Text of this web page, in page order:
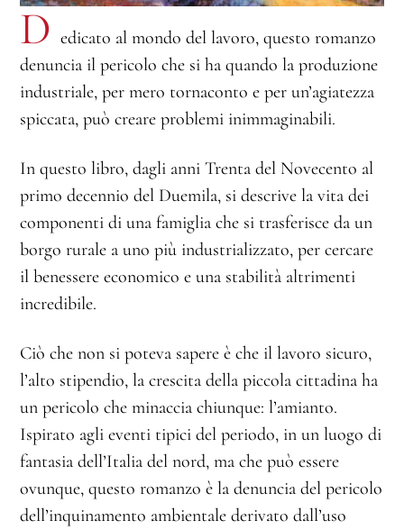
D edicato al mondo del lavoro, questo romanzo
denuncia il pericolo che si ha quando la produzione
industriale, per mero tornaconto e per un’agiatezza
spiccata, può creare problemi inimmaginabili.
In questo libro, dagli anni Trenta del Novecento al
primo decennio del Duemila, si descrive la vita dei
componenti di una famiglia che si trasferisce da un
borgo rurale a uno più industrializzato, per cercare
il benessere economico e una stabilità altrimenti
incredibile.
Ciò che non si poteva sapere è che il lavoro sicuro,
l’alto stipendio, la crescita della piccola cittadina ha
un pericolo che minaccia chiunque: l’amianto.
Ispirato agli eventi tipici del periodo, in un luogo di
fantasia dell’Italia del nord, ma che può essere
ovunque, questo romanzo è la denuncia del pericolo
dell’inquinamento ambientale derivato dall’uso